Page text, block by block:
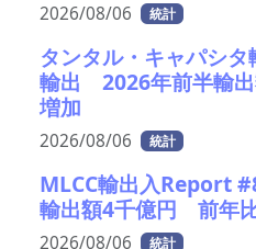
2026/08/06 統計
タンタル・キャパシ
輸出 2026年前半輸
増加
2026/08/06 統計
MLCC輸出入Report
輸出額4千億円 前年
2026/08/06 統計